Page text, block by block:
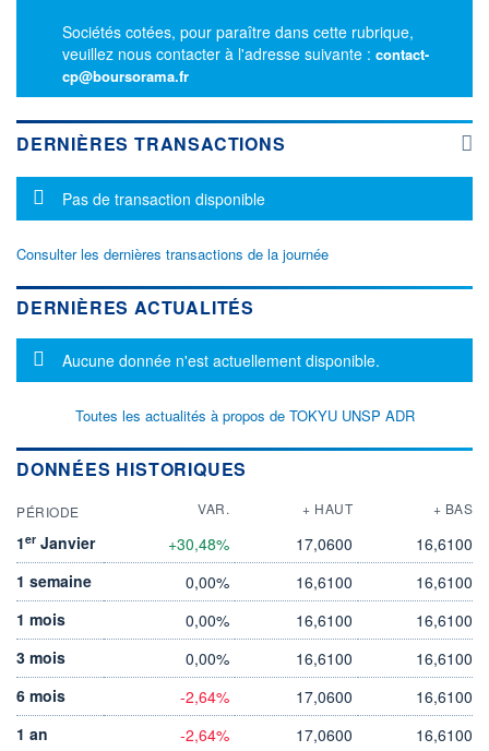
Sociétés cotées, pour paraître dans cette rubrique,
veuillez nous contacter à l'adresse suivante : contact-
cp@boursorama.fr
DERNIÈRES TRANSACTIONS
Message d'information
Pas de transaction disponible
Consulter les dernières transactions de la journée
DERNIÈRES ACTUALITÉS
Message d'information
Aucune donnée n'est actuellement disponible.
Toutes les actualités à propos de TOKYU UNSP ADR
DONNÉES HISTORIQUES
PÉRIODE VAR. + HAUT + BAS
1er Janvier +30,48% 17,0600
16,6100
1 semaine
0,00% 16,6100
16,6100
1 mois
0,00% 16,6100
16,6100
3 mois
0,00% 16,6100
16,6100
6 mois
-2,64% 17,0600
16,6100
1 an
-2,64% 17,0600
16,6100